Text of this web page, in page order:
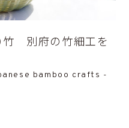
竹 別府の竹細工を
bamboo crafts -